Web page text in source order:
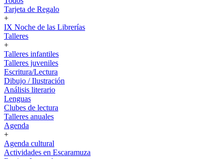
Tarjeta de Regalo
+
IX Noche de las Librerías
Talleres
+
Talleres infantiles
Talleres juveniles
Escritura/Lectura
Dibujo / Ilustración
Análisis literario
Lenguas
Clubes de lectura
Talleres anuales
Agenda
+
Agenda cultural
Actividades en Escaramuza